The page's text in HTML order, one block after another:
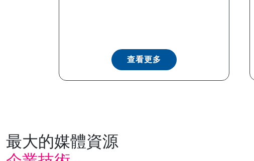
查看更多
最大的媒體資源